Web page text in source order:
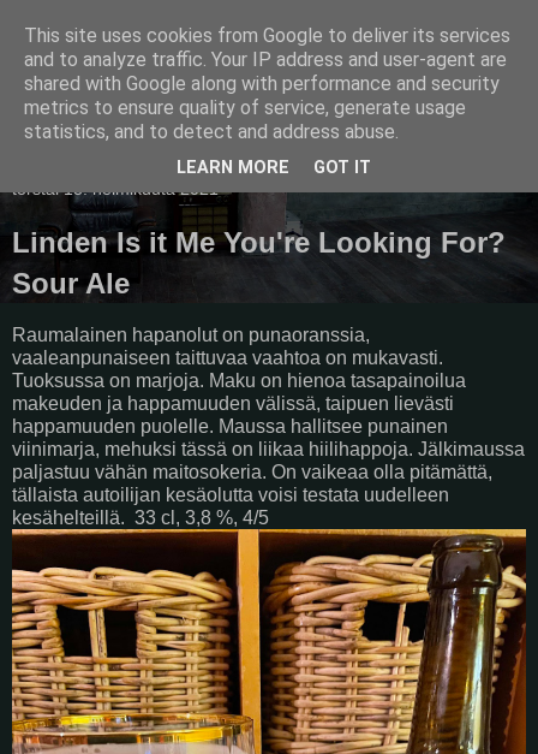
Pullollinen
torstai 18. helmikuuta 2021
Linden Is it Me You're Looking For?
Sour Ale
Raumalainen hapanolut on punaoranssia,
vaaleanpunaiseen taittuvaa vaahtoa on mukavasti.
Tuoksussa on marjoja. Maku on hienoa tasapainoilua
makeuden ja happamuuden välissä, taipuen lievästi
happamuuden puolelle. Maussa hallitsee punainen
viinimarja, mehuksi tässä on liikaa hiilihappoja. Jälkimaussa
paljastuu vähän maitosokeria. On vaikeaa olla pitämättä,
tällaista autoilijan kesäolutta voisi testata uudelleen
kesähelteillä. 33 cl, 3,8 %, 4/5
This site uses cookies from Google to deliver its services
and to analyze traffic. Your IP address and user-agent are
shared with Google along with performance and security
metrics to ensure quality of service, generate usage
statistics, and to detect and address abuse.
LEARN MORE GOT IT